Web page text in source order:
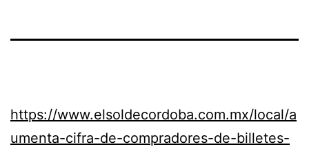
https://www.elsoldecordoba.com.mx/local/a
umenta-cifra-de-compradores-de-billetes-